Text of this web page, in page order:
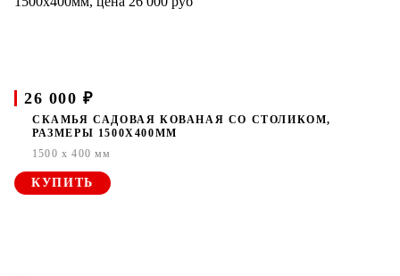
26 000 ₽
СКАМЬЯ САДОВАЯ КОВАНАЯ СО СТОЛИКОМ,
РАЗМЕРЫ 1500Х400ММ
1500 x 400 мм
КУПИТЬ